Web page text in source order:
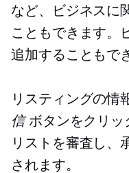
など、ビジネスに
こともできます。
追加することもで
リスティングの情
信ボタンをクリッ
リストを審査し、
されます。